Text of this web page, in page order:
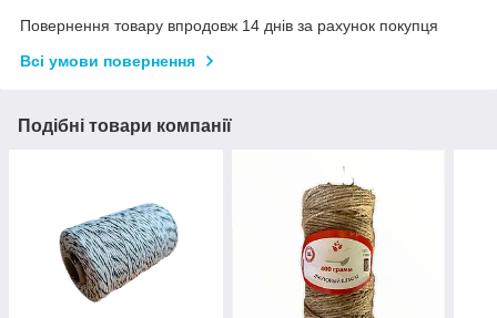
Повернення товару впродовж 14 днів за рахунок покупця
Всі умови повернення
Подібні товари компанії